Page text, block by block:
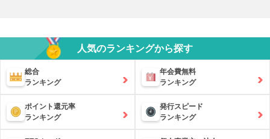
人気のランキングから探す
総合
ランキング
年会費無料
ランキング
ポイント還元率
ランキング
発行スピード
ランキング